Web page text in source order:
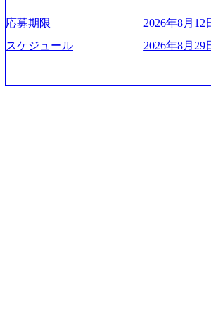
ワー 事業所内禁煙(入居する施設に喫煙
れかのご経験をお持ちの方 ・システム
義～基本設計など上流経験2年以上 ・
進する 育休取得率は男性65%、女性
管理職率も21.8%（2023年12月時点）
日(土) 面接枠 ①10時開始、②11時開始、③12時開始 2026年8月10日(月) 16:00 各回5
s://www.businessinsider.jp/post-283587)
の可視化を支援 「インパクト加重会計
トを算出 (https://prtimes.jp/main/html/rd/p/
て20年近く成長を続けており、2022年3
ベインは1973年に創業された。クライ
よう、カスタマイズされた戦略を策定
行動に落とし込んでいる。 徹底した「
社戦略やトランスフォーメーション案
るものとして「True North」（真北）と
応募期限
2026年8月12
スケジュール
2026年8月29